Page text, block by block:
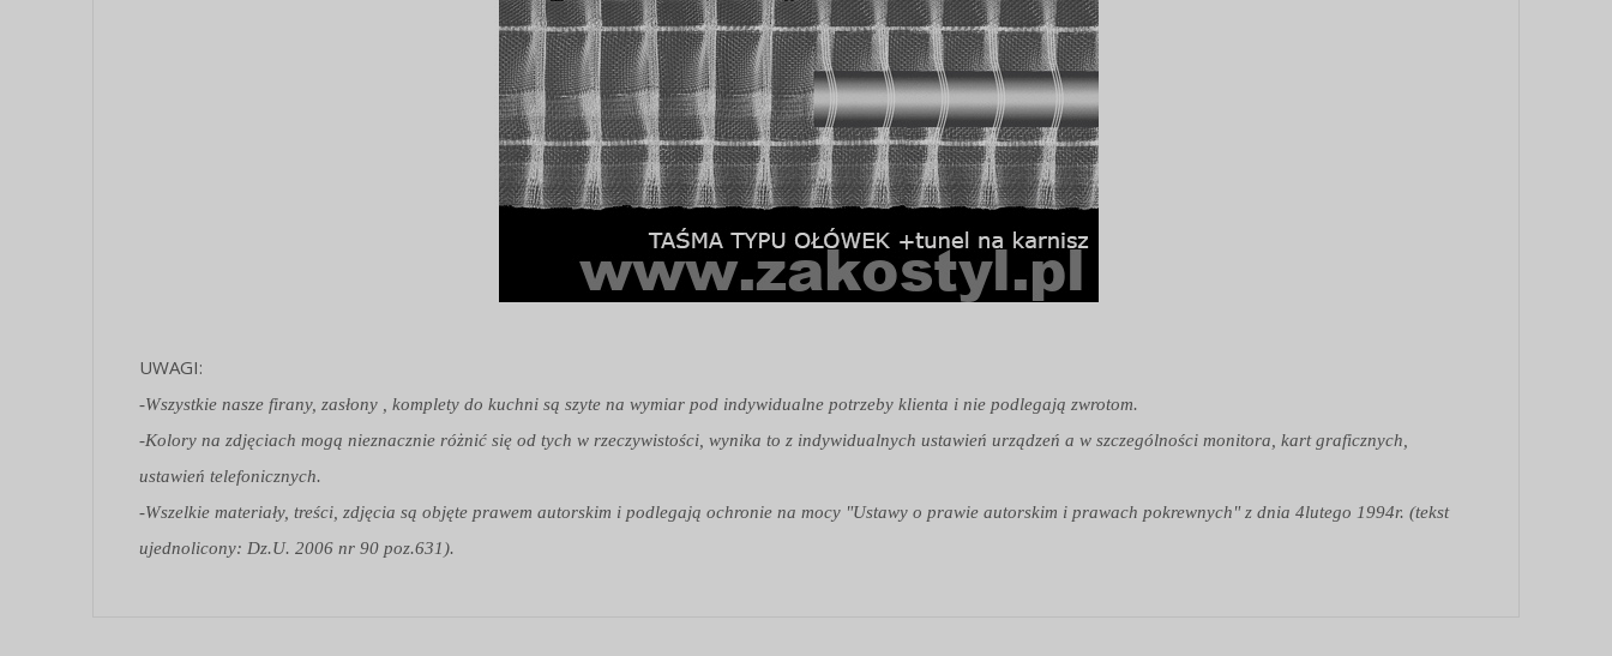
UWAGI:
-Wszystkie nasze firany, zasłony , komplety do kuchni są szyte na wymiar pod indywidualne potrzeby klienta i nie podlegają zwrotom.
-Kolory na zdjęciach mogą nieznacznie różnić się od tych w rzeczywistości, wynika to z indywidualnych ustawień urządzeń a w szczególności monitora, kart graficznych,
ustawień telefonicznych.
-Wszelkie materiały, treści, zdjęcia są objęte prawem autorskim i podlegają ochronie na mocy "Ustawy o prawie autorskim i prawach pokrewnych" z dnia 4lutego 1994r. (tekst
ujednolicony: Dz.U. 2006 nr 90 poz.631).